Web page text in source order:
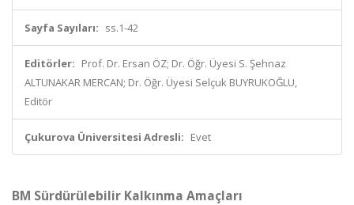
Sayfa Sayıları: ss.1-42
Editörler: Prof. Dr. Ersan ÖZ; Dr. Öğr. Üyesi S. Şehnaz
ALTUNAKAR MERCAN; Dr. Öğr. Üyesi Selçuk BUYRUKOĞLU,
Editör
Çukurova Üniversitesi Adresli: Evet
BM Sürdürülebilir Kalkınma Amaçları